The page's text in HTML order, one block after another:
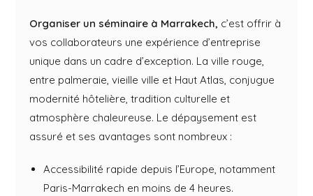
Organiser un séminaire à Marrakech, c’est offrir à
vos collaborateurs une expérience d’entreprise
unique dans un cadre d’exception. La ville rouge,
entre palmeraie, vieille ville et Haut Atlas, conjugue
modernité hôtelière, tradition culturelle et
atmosphère chaleureuse. Le dépaysement est
assuré et ses avantages sont nombreux :
Accessibilité rapide depuis l’Europe, notamment
Paris-Marrakech en moins de 4 heures.